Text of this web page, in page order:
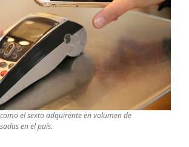
el sexto adquirente en volumen de
en el país.